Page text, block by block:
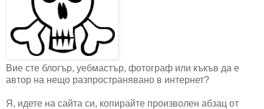
Вие сте блогър, уебмастър, фотограф или къкъв да е
автор на нещо разпространявано в интернет?
Я, идете на сайта си, копирайте произволен абзац от